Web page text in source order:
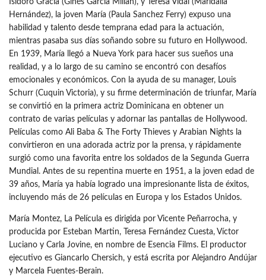
Isidoro Gracia (Ginés García Millán), y Teresa Vidal (Maridalia
Hernández), la joven María (Paula Sanchez Ferry) expuso una
habilidad y talento desde temprana edad para la actuación,
mientras pasaba sus días soñando sobre su futuro en Hollywood.
En 1939, María llegó a Nueva York para hacer sus sueños una
realidad, y a lo largo de su camino se encontró con desafíos
emocionales y económicos. Con la ayuda de su manager, Louis
Schurr (Cuquin Victoria), y su firme determinación de triunfar, María
se convirtió en la primera actriz Dominicana en obtener un
contrato de varias películas y adornar las pantallas de Hollywood.
Películas como Ali Baba & The Forty Thieves y Arabian Nights la
convirtieron en una adorada actriz por la prensa, y rápidamente
surgió como una favorita entre los soldados de la Segunda Guerra
Mundial. Antes de su repentina muerte en 1951, a la joven edad de
39 años, María ya había logrado una impresionante lista de éxitos,
incluyendo más de 26 películas en Europa y los Estados Unidos.
María Montez, La Película es dirigida por Vicente Peñarrocha, y
producida por Esteban Martin, Teresa Fernández Cuesta, Víctor
Luciano y Carla Jovine, en nombre de Esencia Films. El productor
ejecutivo es Giancarlo Chersich, y está escrita por Alejandro Andújar
y Marcela Fuentes-Berain.